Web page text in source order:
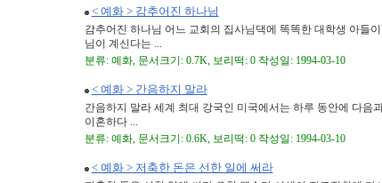
< 예화 > 감추어진 하나님
감추어진 하나님 어느 교회의 집사님댁에 똑똑한 대학생 아들
님이 계신다는 ...
분류: 예화, 문서크기: 0.7K, 보리떡: 0 작성일: 1994-03-10
< 예화 > 간음하지 말라
간음하지 말라 세계 최대 강국인 미국에서는 하루 동안에 다음
이혼하다 ...
분류: 예화, 문서크기: 0.6K, 보리떡: 0 작성일: 1994-03-10
< 예화 > 저축한 돈은 선한 일에 써라